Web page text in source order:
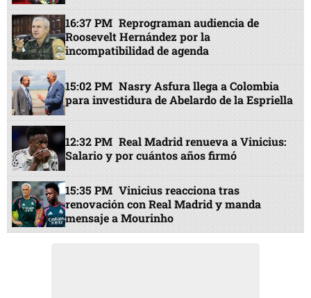
16:37 PM Reprograman audiencia de
Roosevelt Hernández por la
incompatibilidad de agenda
15:02 PM Nasry Asfura llega a Colombia
para investidura de Abelardo de la Espriella
12:32 PM Real Madrid renueva a Vinicius:
Salario y por cuántos años firmó
15:35 PM Vinicius reacciona tras
renovación con Real Madrid y manda
mensaje a Mourinho